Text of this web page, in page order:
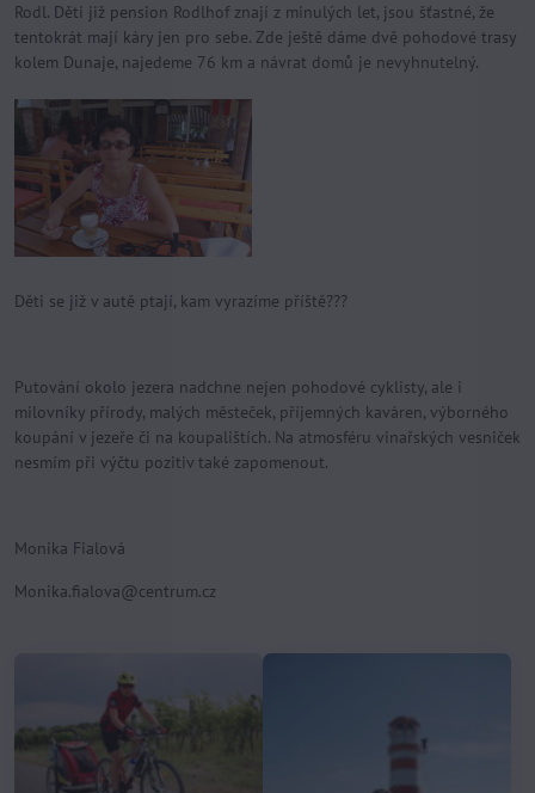
Rodl. Děti již pension Rodlhof znají z minulých let, jsou šťastné, že
tentokrát mají káry jen pro sebe. Zde ještě dáme dvě pohodové trasy
kolem Dunaje, najedeme 76 km a návrat domů je nevyhnutelný.
Děti se již v autě ptají, kam vyrazíme příště???
Putování okolo jezera nadchne nejen pohodové cyklisty, ale i
milovníky přírody, malých městeček, příjemných kaváren, výborného
koupání v jezeře či na koupalištích. Na atmosféru vinařských vesniček
nesmím při výčtu pozitiv také zapomenout.
Monika Fialová
Monika.fialova@centrum.cz